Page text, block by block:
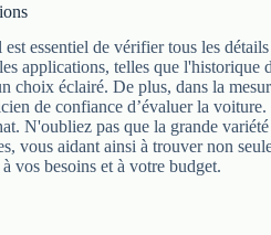
essentiel de vérifier tous les
applications, telles que l'historique
choix éclairé. De plus, dans la
de confiance d’évaluer la
N'oubliez pas que la grande
vous aidant ainsi à trouver non
vos besoins et à votre budget.